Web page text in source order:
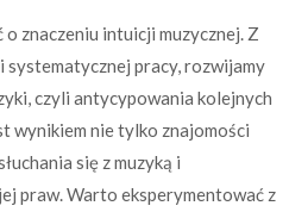
znaczeniu intuicji muzycznej. Z
systematycznej pracy, rozwijamy
czyli antycypowania kolejnych
wynikiem nie tylko znajomości
się z muzyką i
praw. Warto eksperymentować z